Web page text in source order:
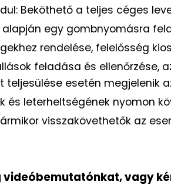
Beköthető a teljes céges
egy gombnyomásra
rendelése, felelősség
feladása és ellenőrzése,
teljesülése esetén megjelenik
és leterheltségének nyomon
visszakövethetők az
videóbemutatónkat, vagy